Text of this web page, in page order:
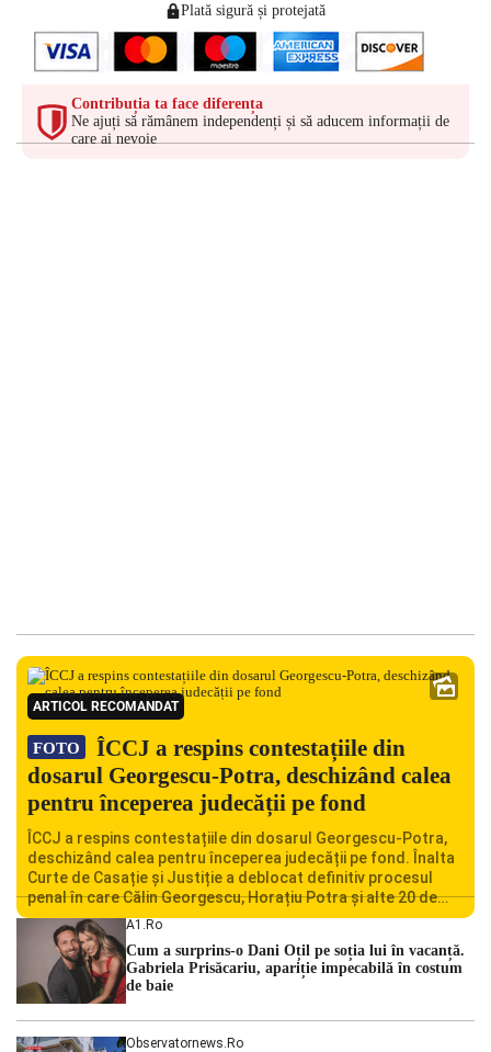
Plată sigură și protejată
Contribuția ta face diferența
Ne ajuți să rămânem independenți și să aducem informații de
care ai nevoie
ARTICOL RECOMANDAT
FOTO
ÎCCJ a respins contestațiile din
dosarul Georgescu-Potra, deschizând calea
pentru începerea judecății pe fond
ÎCCJ a respins contestațiile din dosarul Georgescu-Potra,
deschizând calea pentru începerea judecății pe fond. Înalta
Curte de Casație și Justiție a deblocat definitiv procesul
penal în care Călin Georgescu, Horațiu Potra și alte 20 de
persoane sunt acuzați de acțiuni îndreptate împotriva
ordinii constituționale. În ședința din camera preliminară,
judecătorii de la instanța supremă au […]
A1.ro
Cum a surprins-o Dani Oțil pe soția lui în vacanță.
Gabriela Prisăcariu, apariție impecabilă în costum
de baie
Observatornews.ro